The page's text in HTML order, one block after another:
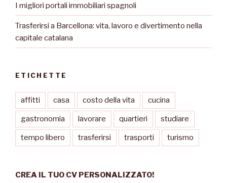
I migliori portali immobiliari spagnoli
Trasferirsi a Barcellona: vita, lavoro e divertimento nella
capitale catalana
ETICHETTE
affitti casa costo della vita cucina
gastronomia lavorare quartieri studiare
tempo libero trasferirsi trasporti turismo
CREA IL TUO CV PERSONALIZZATO!